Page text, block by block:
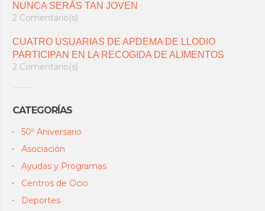
NUNCA SERÁS TAN JOVEN
2 Comentario(s)
CUATRO USUARIAS DE APDEMA DE LLODIO
PARTICIPAN EN LA RECOGIDA DE ALIMENTOS
2 Comentario(s)
CATEGORÍAS
50º Aniversario
Asociación
Ayudas y Programas
Centros de Ocio
Deportes